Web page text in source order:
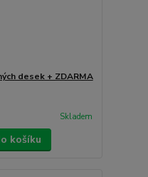
desek + ZDARMA
Skladem
košíku